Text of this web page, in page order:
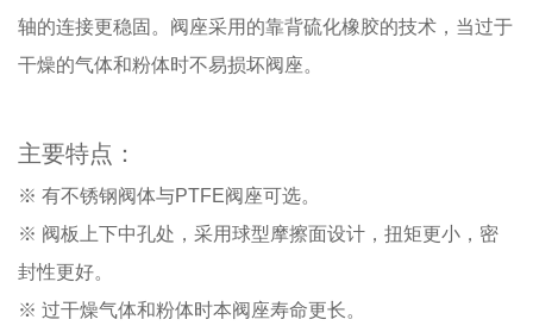
轴的连接更稳固。阀座采用的靠背硫化橡胶的技术，当过于
干燥的气体和粉体时不易损坏阀座。
主要特点：
※ 有不锈钢阀体与PTFE阀座可选。
※ 阀板上下中孔处，采用球型摩擦面设计，扭矩更小，密
封性更好。
※ 过干燥气体和粉体时本阀座寿命更长。